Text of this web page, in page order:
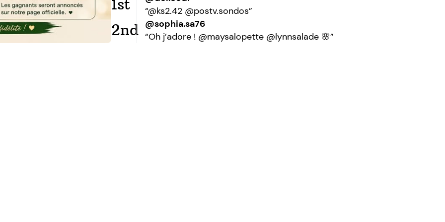
1st
“@ks2.42 @postv.sondos”
2nd @sophia.sa76
“Oh j’adore ! @maysalopette @lynnsalade 🌸”